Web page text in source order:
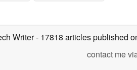
Writer- 17818 articles published
contact me